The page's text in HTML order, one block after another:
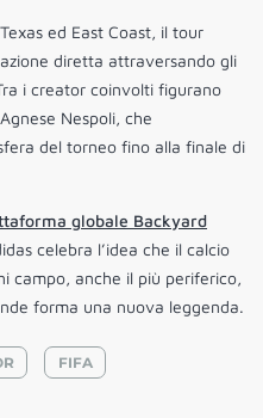
ed East Coast, il tour
diretta attraversando gli
i creator coinvolti figurano
Nespoli, che
del torneo fino alla finale di
globale Backyard
celebra l’idea che il calcio
campo, anche il più periferico,
forma una nuova leggenda.
FIFA